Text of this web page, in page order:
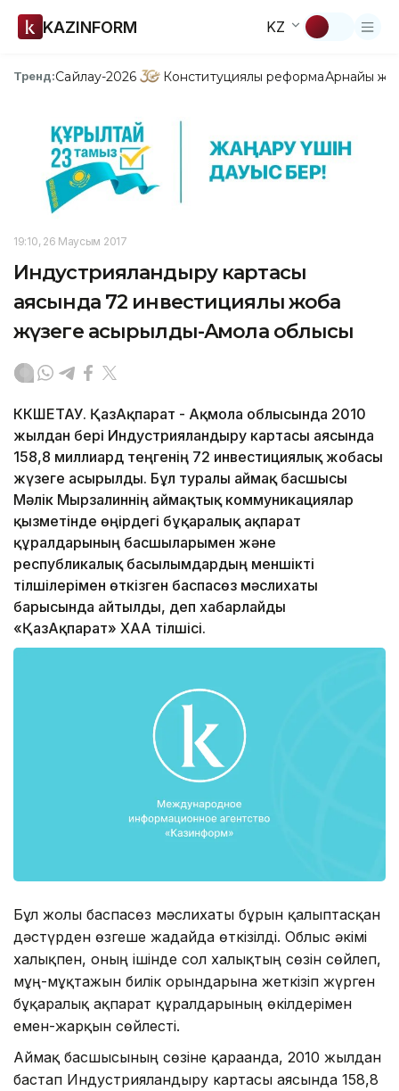
KAZINFORM KZ
Тренд:Сайлау-2026 Конституциялық реформаАрнайы
19:10, 26 Маусым 2017
Индустрияландыру картасы
аясында 72 инвестициялық жоба
жүзеге асырылды-Ақмола облысы
КӨКШЕТАУ. ҚазАқпарат - Ақмола облысында 2010
жылдан бері Индустрияландыру картасы аясында
158,8 миллиард теңгенің 72 инвестициялық жобасы
жүзеге асырылды. Бұл туралы аймақ басшысы
Мәлік Мырзалиннің аймақтық коммуникациялар
қызметінде өңірдегі бұқаралық ақпарат
құралдарының басшыларымен және
республикалық басылымдардың меншікті
тілшілерімен өткізген баспасөз мәслихаты
барысында айтылды, деп хабарлайды
«ҚазАқпарат» ХАА тілшісі.
Бұл жолғы баспасөз мәслихаты бұрын қалыптасқан
дәстүрден өзгеше жағдайда өткізілді. Облыс әкімі
халықпен, оның ішінде сол халықтың сөзін сөйлеп,
мұң-мұқтажын билік орындарына жеткізіп жүрген
бұқаралық ақпарат құралдарының өкілдерімен
емен-жарқын сөйлесті.
Аймақ басшысының сөзіне қарағанда, 2010 жылдан
бастап Индустрияландыру картасы аясында 158,8